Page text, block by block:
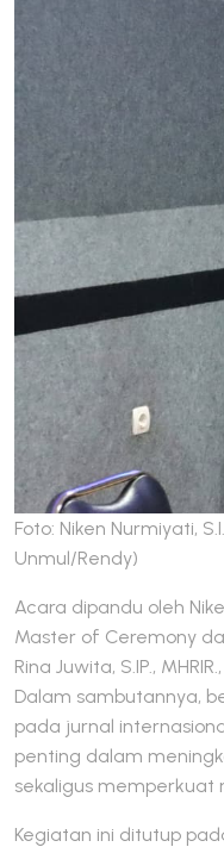
Foto: Niken Nurmiyati,
Unmul/Rendy)
Acara dipandu oleh
Master of Ceremony
Rina Juwita, S.IP.,
Dalam sambutannya,
pada jurnal
penting dalam
sekaligus memperkuat
Kegiatan ini ditutup